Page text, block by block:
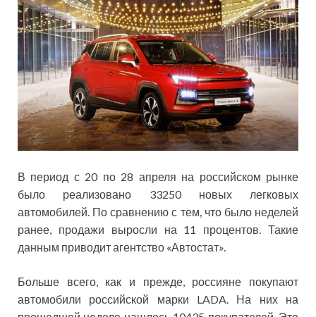
В период с 20 по 28 апреля на российском рынке
было реализовано 33250 новых легковых
автомобилей. По сравнению с тем, что было неделей
ранее, продажи выросли на 11 процентов. Такие
данным приводит агентство «Автостат».
Больше всего, как и прежде, россияне покупают
автомобили российской марки LADA. На них на